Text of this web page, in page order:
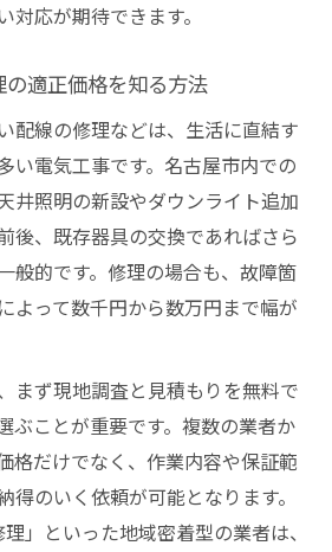
対応が期待できます。
適正価格を知る方法
配線の修理などは、生活に直結す
い電気工事です。名古屋市内での
井照明の新設やダウンライト追加
後、既存器具の交換であればさら
般的です。修理の場合も、故障箇
よって数千円から数万円まで幅が
まず現地調査と見積もりを無料で
ぶことが重要です。複数の業者か
格だけでなく、作業内容や保証範
得のいく依頼が可能となります。
」といった地域密着型の業者は、